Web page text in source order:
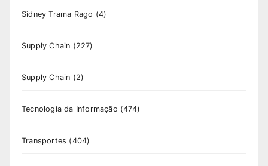
Sidney Trama Rago (4)
Supply Chain (227)
Supply Chain (2)
Tecnologia da Informação (474)
Transportes (404)